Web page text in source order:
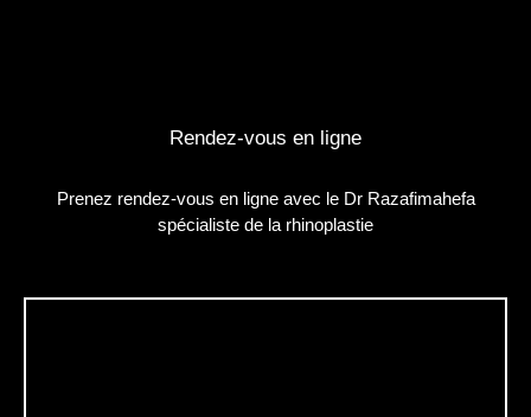
Rendez-vous en ligne
Prenez rendez-vous en ligne avec le Dr Razafimahefa
spécialiste de la rhinoplastie